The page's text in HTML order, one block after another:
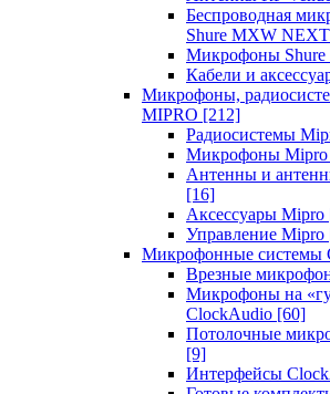
Беспроводная
Shure MXW
Микрофоны Shure
Кабели и
Микрофоны,
MIPRO [212]
Радиосистемы
Микрофоны Mipro
Антенны и
[16]
Аксессуары Mipro
Управление Mipro
Микрофонные системы
Врезные
Микрофоны на
ClockAudio [60]
Потолочные
[9]
Интерфейсы